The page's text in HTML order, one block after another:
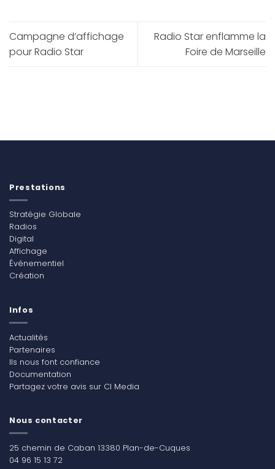
Campagne d’affichage
pour Radio Star
Radio Star enflamme la
Foire de Marseille
Prestations
Stratégie Globale
Radios
Digital
Affichage
Événementiel
Création
Infos
Actualités
Partenaires
Ils nous font confiance
Documentation
Partagez votre avis sur CI Media
Nous contacter
25 chemin de Caban 13380 Plan-de-Cuques
04 96 15 13 72